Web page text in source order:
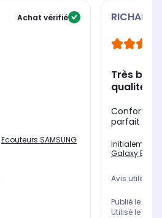
Achat vérifié
Ecouteurs SAMSUNG
RICHARD
Très
qualité/
parfait
Initialement
Galaxy
Avis utile ?
Publié le
Utilisé le